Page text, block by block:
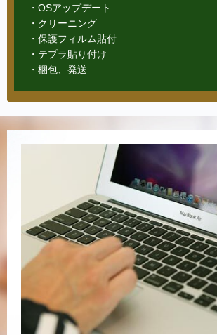
・OSアップデート
・クリーニング
・保護フィルム貼付
・テプラ貼り付け
・梱包、発送